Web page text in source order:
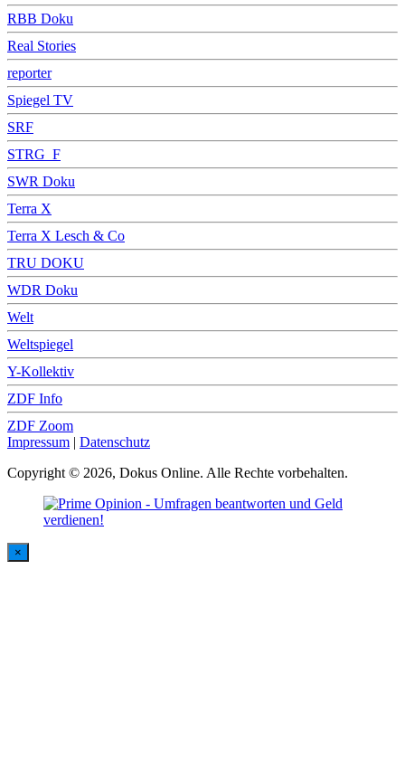
RBB Doku
Real Stories
reporter
Spiegel TV
SRF
STRG_F
SWR Doku
Terra X
Terra X Lesch & Co
TRU DOKU
WDR Doku
Welt
Weltspiegel
Y-Kollektiv
ZDF Info
ZDF Zoom
Impressum | Datenschutz
Copyright © 2026, Dokus Online. Alle Rechte vorbehalten.
×